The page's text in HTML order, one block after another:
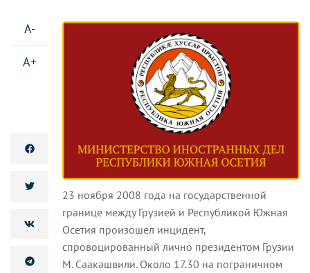
A-
A+
23 ноября 2008 года на государственной
границе между Грузией и Республикой Южная
Осетия произошел инцидент,
спровоцированный лично президентом Грузии
М. Саакашвили. Около 17.30 на пограничном